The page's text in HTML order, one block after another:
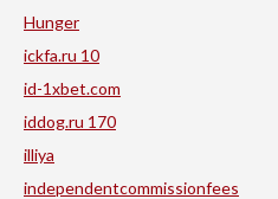
Hunger
ickfa.ru 10
id-1xbet.com
iddog.ru 170
illiya
independentcommissionfees